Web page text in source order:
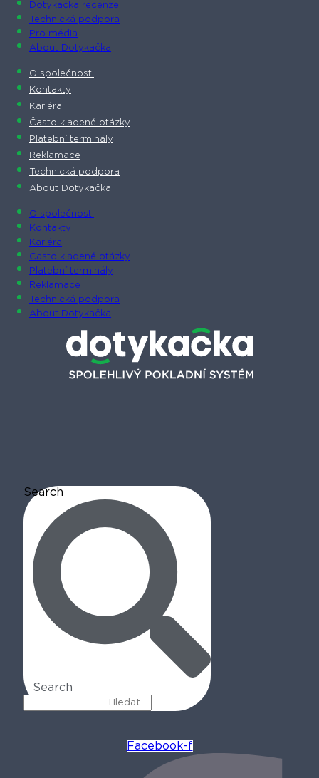
Dotykačka recenze
Technická podpora
Pro média
About Dotykačka
O společnosti
Kontakty
Kariéra
Často kladené otázky
Platební terminály
Reklamace
Technická podpora
About Dotykačka
O společnosti
Kontakty
Kariéra
Často kladené otázky
Platební terminály
Reklamace
Technická podpora
About Dotykačka
Search
Search
Facebook-f